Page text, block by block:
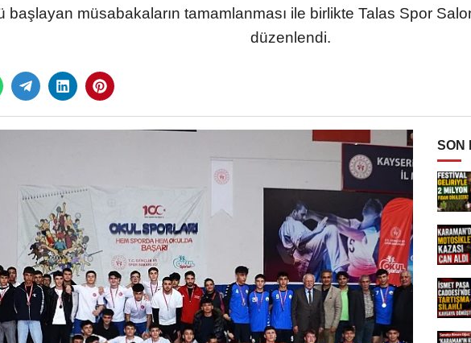
başlayan müsabakaların tamamlanması ile birlikte Talas Spor
düzenlendi.
SON